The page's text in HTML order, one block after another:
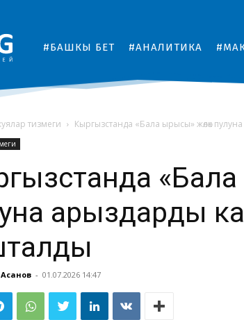
#БАШКЫ БЕТ #АНАЛИТИКА
тизмеги Кыргызстанда «Бала ырысы» жөлөк
«Бала
арыздарды
- 01.07.2026 14:47